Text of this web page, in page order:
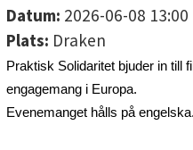
HISTORIK
Datum: 2026-06-08 13:00
Plats: Draken
Praktisk Solidaritet bjuder in till
engagemang i Europa.
Evenemanget hålls på engelska.